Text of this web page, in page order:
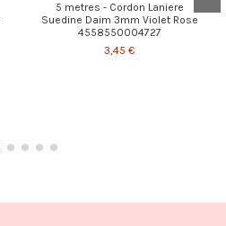
5 metres - Cordon Laniere
Suedine Daim 3mm Violet Rose
4558550004727
3,45 €